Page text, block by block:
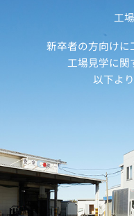
工
新卒者の方向けに
工場見学に関
以下よ